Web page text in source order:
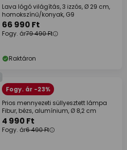
Lava lógó világítás, 3 izzós, Ø 29 cm,
homokszínű/konyak, G9
66 990 Ft
Fogy. ár79 490 Ft
Raktáron
Fogy. ár -23%
Prios mennyezeti süllyesztett lámpa
Fibur, bézs, alumínium, Ø 8,2 cm
4 990 Ft
Fogy. ár6 490 Ft